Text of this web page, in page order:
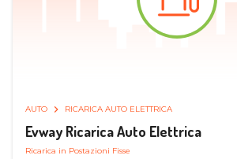
AUTO RICARICA AUTO ELETTRICA
Evway Ricarica Auto Elettrica
Ricarica in Postazioni Fisse